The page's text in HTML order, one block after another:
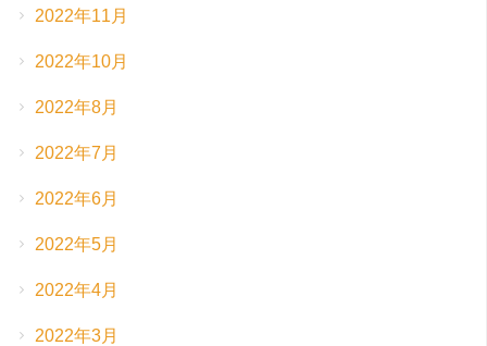
2022年11月
2022年10月
2022年8月
2022年7月
2022年6月
2022年5月
2022年4月
2022年3月